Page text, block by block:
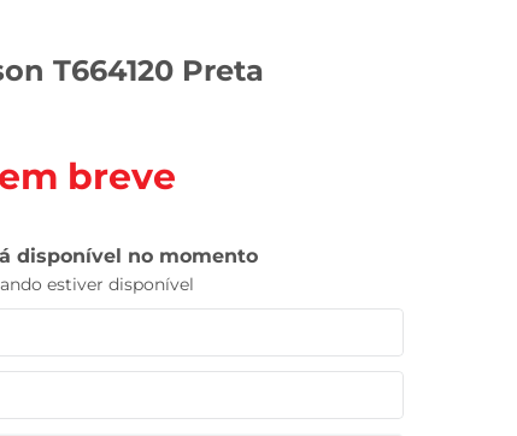
T664120 Preta
breve